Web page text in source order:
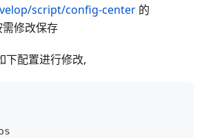
script/config-center 的
修改保存
下配置进行修改,